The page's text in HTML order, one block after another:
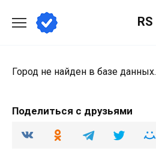
содержанию
RS
Город не найден в базе данных.
Поделиться с друзьями